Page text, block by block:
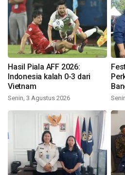
Hasil Piala AFF 2026:
Indonesia kalah 0-3 dari
Vietnam
Senin, 3 Agustus 2026